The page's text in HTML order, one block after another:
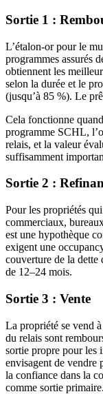
Sortie 1 :
L’étalon-or pour le
programmes
obtiennent les
selon la durée et le
(jusqu’à 85 %). Le
Cela fonctionne
programme SCHL,
relais, et la valeur
suffisamment
Sortie 2 :
Pour les propriétés
commerciaux,
est une hypothèque
exigent une
couverture de la
de 12–24 mois.
Sortie 3 : Vente
La propriété se vend
du relais sont
sortie propre pour les
envisagent de vendre
la confiance dans la
comme sortie primaire.